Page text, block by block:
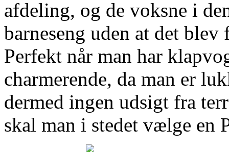
afdeling, og de voksne i
barneseng uden at det
Perfekt når man har
charmerende, da man er
dermed ingen udsigt fra
skal man i stedet vælge en